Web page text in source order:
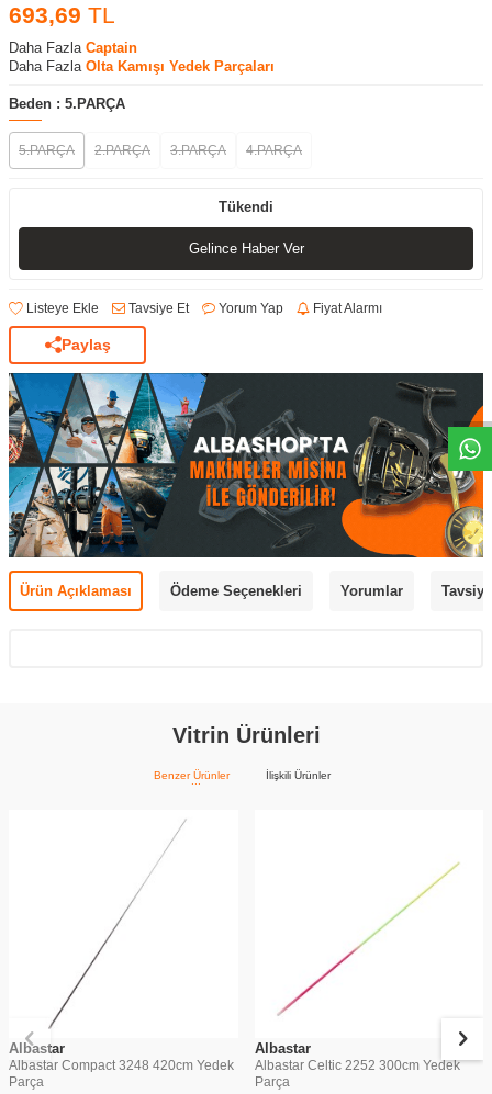
693,69 TL
Daha Fazla Captain
Daha Fazla Olta Kamışı Yedek Parçaları
Beden : 5.PARÇA
5.PARÇA 2.PARÇA 3.PARÇA 4.PARÇA
Tükendi
Gelince Haber Ver
Listeye Ekle Tavsiye Et Yorum Yap Fiyat Alarmı
Paylaş
Ürün Açıklaması Ödeme Seçenekleri Yorumlar
Vitrin Ürünleri
Benzer Ürünler İlişkili Ürünler
Albastar
Albastar Compact 3248 420cm Yedek
Parça
Albastar
Albastar Celtic 2252 300cm Yedek
Parça